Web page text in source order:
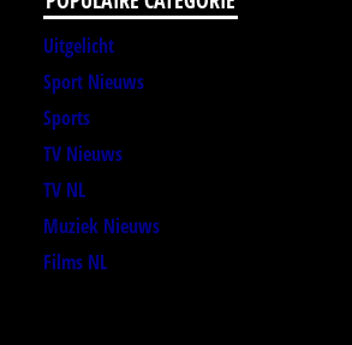
Uitgelicht
Sport Nieuws
Sports
TV Nieuws
TV NL
Muziek Nieuws
Films NL